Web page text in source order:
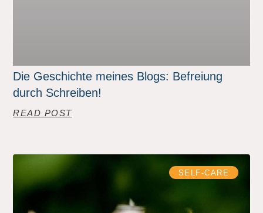
Die Geschichte meines Blogs: Befreiung
durch Schreiben!
READ POST
SELF-CARE